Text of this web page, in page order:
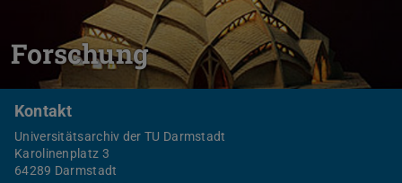
Forschung
Kontakt
Universitätsarchiv der TU Darmstadt
Karolinenplatz 3
64289 Darmstadt